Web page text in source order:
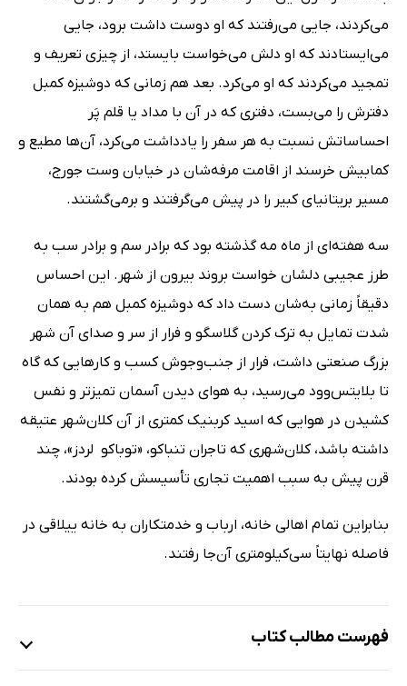
می‌کردند، جایی می‌رفتند که او دوست داشت برود، جایی
می‌ایستادند که او دلش می‌خواست بایستد، از چیزی تعریف و
تمجید می‌کردند که او می‌کرد. بعد هم زمانی که دوشیزه کمبل
دفترش را می‌بست، دفتری که در آن با مداد یا قلم پَر
احساساتش نسبت به هر سفر را یادداشت می‌کرد، آن‌ها مطیع و
کمابیش خرسند از اقامت مرفه‌شان در خیابان وست جورج،
مسیر بریتانیای کبیر را در پیش می‌گرفتند و برمی‌گشتند.
سه هفته‌ای از ماه مه گذشته بود که برادر سم و برادر سب به
طرز عجیبی دلشان خواست بروند بیرون از شهر. این احساس
دقیقاً زمانی به‌شان دست داد که دوشیزه کمبل هم به همان
شدت تمایل به ترک کردن گلاسگو و فرار از سر و صدای آن شهر
بزرگ صنعتی داشت، فرار از جنب‌و‌جوش کسب و کارهایی که گاه
تا بلایتس‌وود می‌رسید، به هوای دیدن آسمان تمیزتر و نفس
کشیدن در هوایی که اسید کربنیک کمتری از آن کلان‌شهر عتیقه
داشته باشد، کلان‌شهری که تاجران تنباکو، «توباکو لردز»، چند
قرن پیش به سبب اهمیت تجاری تأسیسش کرده بودند.
بنابراین تمام اهالی خانه، ارباب و خدمتکاران به خانه ییلاقی در
فاصله نهایتاً سی‌کیلومتری آن‌جا رفتند.
فهرست مطالب کتاب